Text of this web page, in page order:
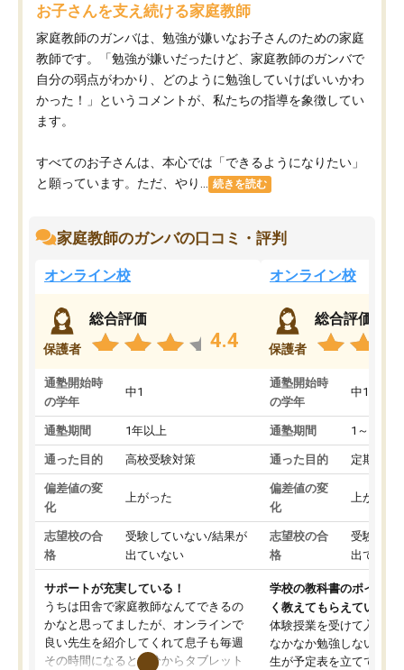
お子さんを支え続ける家庭教師
家庭教師のガンバは、勉強が嫌いなお子さんのための家庭
教師です。「勉強が嫌いだったけど、家庭教師のガンバで
自分の弱点がわかり、どのように勉強していけばいいかわ
かった！」というコメントが、私たちの指導を象徴してい
ます。
すべてのお子さんは、本心では「できるようになりたい」
と願っています。ただ、やり...
続きを読む
家庭教師のガンバの口コミ・評判
オンライン校
保護者
総合評価
4.4
通塾開始時
の学年
中1
通塾期間 1年以上
通った目的 高校受験対策
偏差値の変
化
上がった
志望校の合
格
受験していない/結果が
出ていない
サポートが充実している！
うちは田舎で家庭教師なんてできるの
かなと思ってましたが、オンラインで
良い先生を紹介してくれて息子も毎週
その時間になると自分からタブレット
オンライン校
保護者
総合評価
通塾開始時
の学年
中1
通塾期間 1～3ヵ月
通った目的 定期テス
偏差値の変
化
上がった
志望校の合
格
受験して
出ていな
学校の教科書のポイント
く教えてもらえている
体験授業を受けて入塾し
なかなか勉強しない息子
生が予定表を立ててくれ